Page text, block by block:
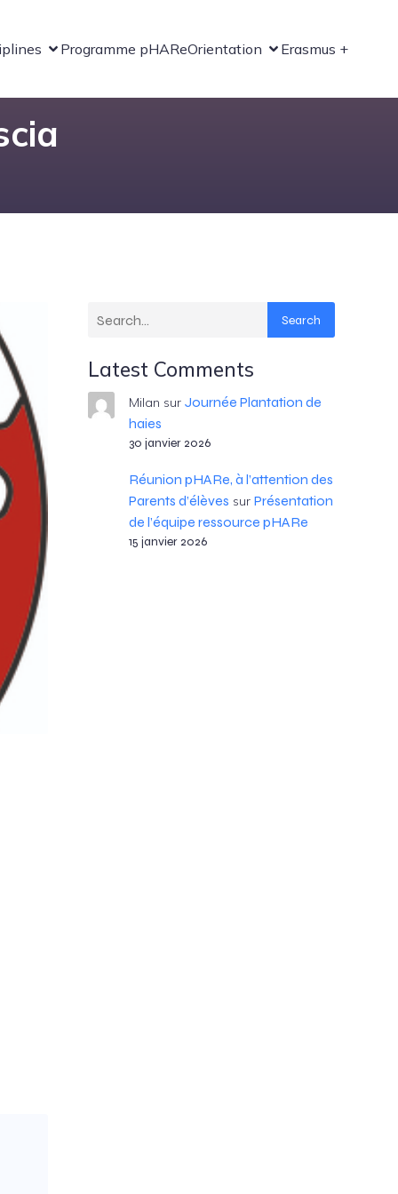
Programme pHAReOrientation Erasmus +
Search
Latest Comments
Milan sur Journée Plantation de
haies
30 janvier 2026
Réunion pHARe, à l’attention des
Parents d’élèves sur Présentation
de l’équipe ressource pHARe
15 janvier 2026